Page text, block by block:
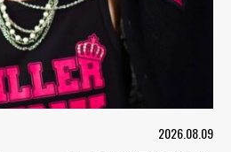
2026.08.09